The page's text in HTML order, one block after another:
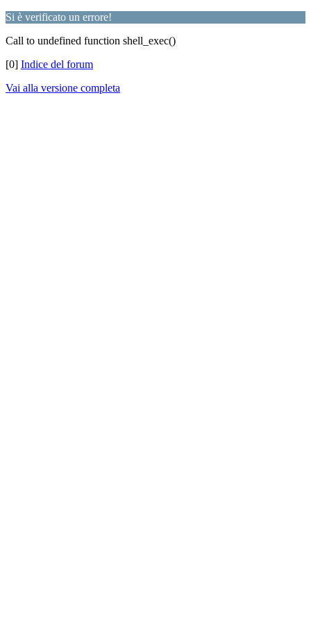
Si è verificato un errore!
Call to undefined function shell_exec()
[0] Indice del forum
Vai alla versione completa